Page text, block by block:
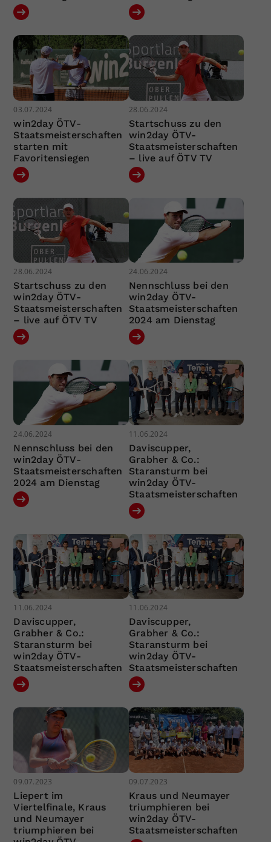
03.07.2024
win2day ÖTV-
Staatsmeisterschaften
starten mit
Favoritensiegen
28.06.2024
Startschuss zu den
win2day ÖTV-
Staatsmeisterschaften
– live auf ÖTV TV
28.06.2024
Startschuss zu den
win2day ÖTV-
Staatsmeisterschaften
– live auf ÖTV TV
24.06.2024
Nennschluss bei den
win2day ÖTV-
Staatsmeisterschaften
2024 am Dienstag
24.06.2024
Nennschluss bei den
win2day ÖTV-
Staatsmeisterschaften
2024 am Dienstag
11.06.2024
Daviscupper,
Grabher & Co.:
Staransturm bei
win2day ÖTV-
Staatsmeisterschaften
11.06.2024
Daviscupper,
Grabher & Co.:
Staransturm bei
win2day ÖTV-
Staatsmeisterschaften
11.06.2024
Daviscupper,
Grabher & Co.:
Staransturm bei
win2day ÖTV-
Staatsmeisterschaften
09.07.2023
Liepert im
Viertelfinale, Kraus
und Neumayer
triumphieren bei
09.07.2023
Kraus und Neumayer
triumphieren bei
win2day ÖTV-
Staatsmeisterschaften